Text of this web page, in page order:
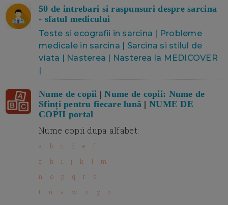
50 de intrebari si raspunsuri despre sarcina
- sfatul medicului
Teste si ecografii in sarcina | Probleme
medicale in sarcina | Sarcina si stilul de
viata | Nasterea | Nasterea la MEDICOVER
|
Nume de copii |Nume de copii: Nume de
Sfinți pentru fiecare lună | NUME DE
COPII portal
Nume copii dupa alfabet:
a b c d e
f
g
h i j k l
m
n
o p q r
s
t
u v w x y z